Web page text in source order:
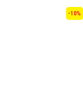
-10%